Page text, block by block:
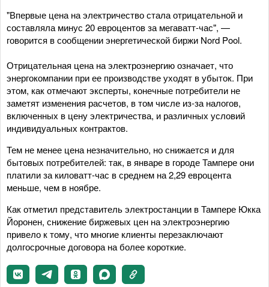
"Впервые цена на электричество стала отрицательной и
составляла минус 20 евроцентов за мегаватт-час", —
говорится в сообщении энергетической биржи Nord Pool.
Отрицательная цена на электроэнергию означает, что
энергокомпании при ее производстве уходят в убыток. При
этом, как отмечают эксперты, конечные потребители не
заметят изменения расчетов, в том числе из-за налогов,
включенных в цену электричества, и различных условий
индивидуальных контрактов.
Тем не менее цена незначительно, но снижается и для
бытовых потребителей: так, в январе в городе Тампере они
платили за киловатт-час в среднем на 2,29 евроцента
меньше, чем в ноябре.
Как отметил представитель электростанции в Тампере Юкка
Йоронен, снижение биржевых цен на электроэнергию
привело к тому, что многие клиенты перезаключают
долгосрочные договора на более короткие.